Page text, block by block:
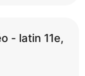
- latin 11e,